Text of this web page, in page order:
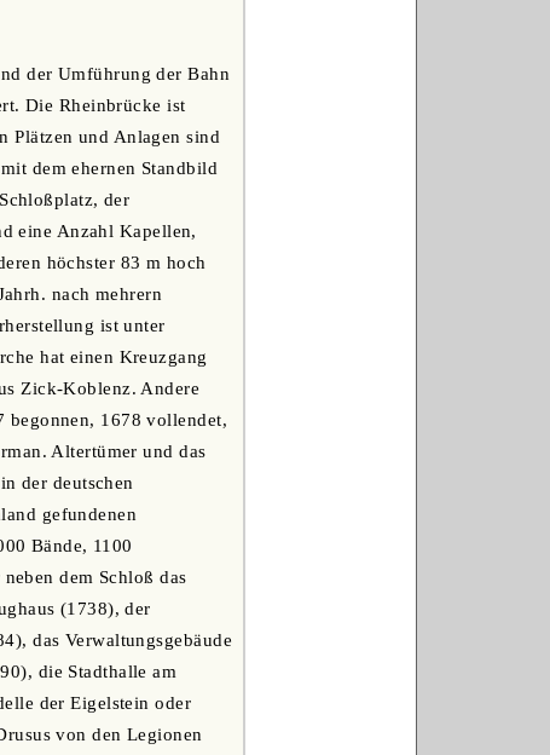
der Umführung der Bahn
Die Rheinbrücke ist
Plätzen und Anlagen sind
dem ehernen Standbild
der
eine Anzahl Kapellen,
höchster 83 m hoch
nach mehrern
ist unter
hat einen Kreuzgang
Zick-Koblenz. Andere
begonnen, 1678 vollendet,
Altertümer und das
der deutschen
gefundenen
Bände, 1100
dem Schloß das
(1738), der
das Verwaltungsgebäude
die Stadthalle am
der Eigelstein oder
von den Legionen